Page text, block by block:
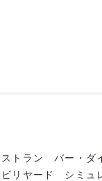
トラン
バー・ダ
ビリヤード
シミュ